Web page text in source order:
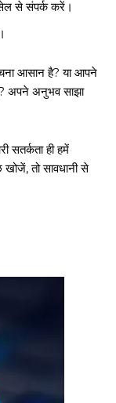
से संपर्क करें।
आसान है? या आपने
अपने अनुभव साझा
सतर्कता ही हमें
तो सावधानी से